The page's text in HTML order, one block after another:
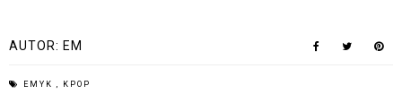
AUTOR: EM
EMYK , KPOP